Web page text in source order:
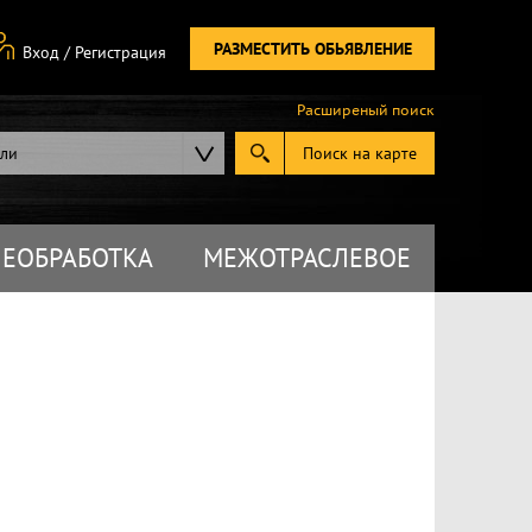
РАЗМЕСТИТЬ ОБЬЯВЛЕНИЕ
Вход / Регистрация
Поиск на карте
Расширеный поиск
МЕЖОТРАСЛЕВОЕ